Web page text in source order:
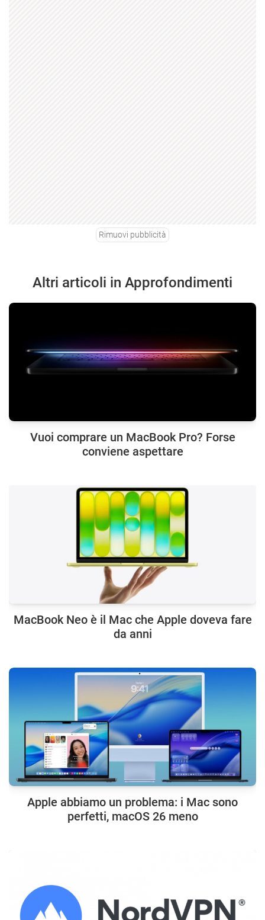
Rimuovi pubblicità
Altri articoli in Approfondimenti
Vuoi comprare un MacBook Pro? Forse
conviene aspettare
MacBook Neo è il Mac che Apple doveva fare
da anni
Apple abbiamo un problema: i Mac sono
perfetti, macOS 26 meno